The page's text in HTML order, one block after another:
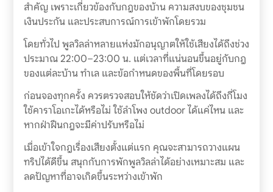
สำคัญ เพราะเกี่ยวข้องกับกฎของบ้าน ความสงบของชุมชน
เงินประกัน และประสบการณ์การเข้าพักโดยรวม
โดยทั่วไป พูลวิลล่าหลายแห่งมักอนุญาตให้ใช้เสียงได้ถึงช่วง
ประมาณ 22:00–23:00 น. แต่เวลาที่แน่นอนขึ้นอยู่กับกฎ
ของแต่ละบ้าน ทำเล และข้อกำหนดของพื้นที่โดยรอบ
ก่อนจองทุกครั้ง ควรตรวจสอบให้ชัดว่าเปิดเพลงได้ถึงกี่โมง
ใช้คาราโอเกะได้หรือไม่ ใช้ลำโพง outdoor ได้แค่ไหน และ
หากฝ่าฝืนกฎจะมีค่าปรับหรือไม่
เมื่อเข้าใจกฎเรื่องเสียงตั้งแต่แรก คุณจะสามารถวางแผน
ทริปได้ดีขึ้น สนุกกับการพักพูลวิลล่าได้อย่างเหมาะสม และ
ลดปัญหาที่อาจเกิดขึ้นระหว่างเข้าพัก